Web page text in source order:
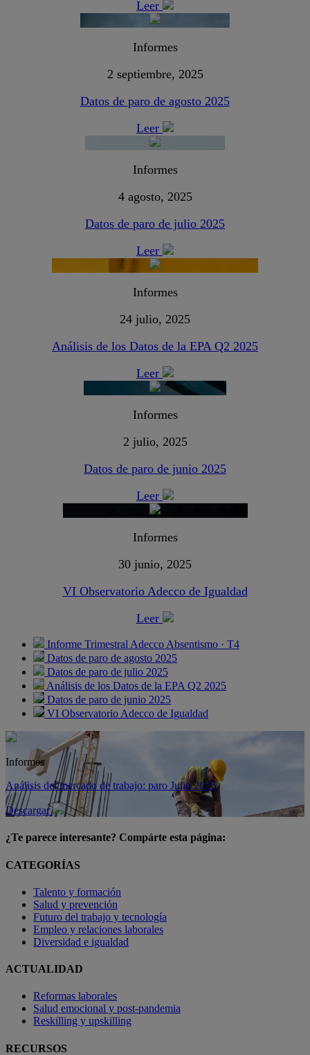
Leer
Informes
2 septiembre, 2025
Datos de paro de agosto 2025
Leer
Informes
4 agosto, 2025
Datos de paro de julio 2025
Leer
Informes
24 julio, 2025
Análisis de los Datos de la EPA Q2 2025
Leer
Informes
2 julio, 2025
Datos de paro de junio 2025
Leer
Informes
30 junio, 2025
VI Observatorio Adecco de Igualdad
Leer
Informe Trimestral Adecco Absentismo · T4
Datos de paro de agosto 2025
Datos de paro de julio 2025
Análisis de los Datos de la EPA Q2 2025
Datos de paro de junio 2025
VI Observatorio Adecco de Igualdad
Informes
Análisis del mercado de trabajo: paro Julio 2026
Descargar
¿Te parece interesante? Compárte esta página:
CATEGORÍAS
Talento y formación
Salud y prevención
Futuro del trabajo y tecnología
Empleo y relaciones laborales
Diversidad e igualdad
ACTUALIDAD
Reformas laborales
Salud emocional y post-pandemia
Reskilling y upskilling
RECURSOS